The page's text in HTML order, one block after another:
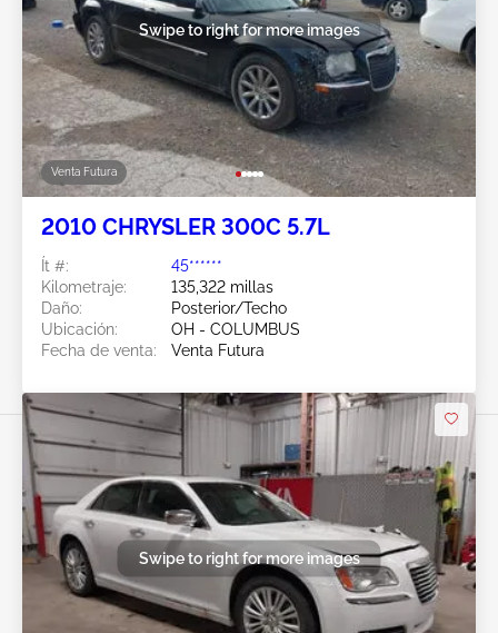
Venta Futura
Swipe to right for more images
2010 CHRYSLER 300C 5.7L
Ít #:
45******
Kilometraje:
135,322 millas
Daño:
Posterior/Techo
Ubicación:
OH - COLUMBUS
Fecha de venta:
Venta Futura
Swipe to right for more images